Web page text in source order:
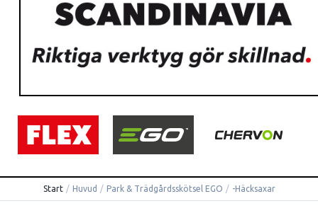
Start / Huvud / Park & Trädgårdsskötsel EGO / -Häcksaxar